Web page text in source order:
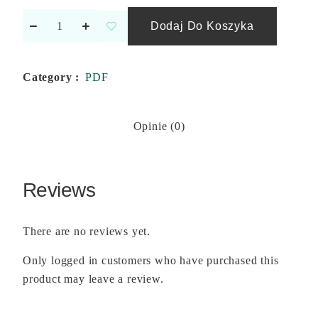
Dodaj Do Koszyka
Category : PDF
Opinie (0)
Reviews
There are no reviews yet.
Only logged in customers who have purchased this
product may leave a review.